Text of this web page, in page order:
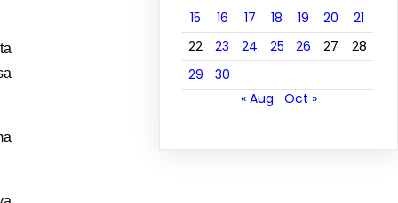
15
16 17 18 19 20
21
22
23 24 25 26 27
28
29
30
« Aug
Oct »